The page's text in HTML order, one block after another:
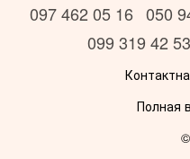
097 462 05 16 050
099 319 42 53
Полная